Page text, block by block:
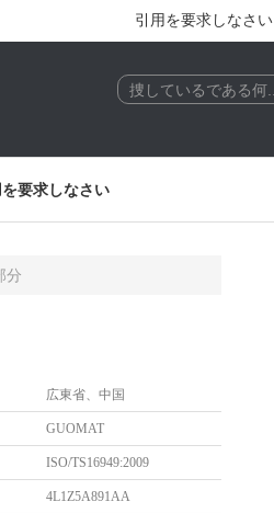
引用を要求しなさい
要求しなさい
分
広東省、中国
GUOMAT
ISO/TS16949:2009
4L1Z5A891AA